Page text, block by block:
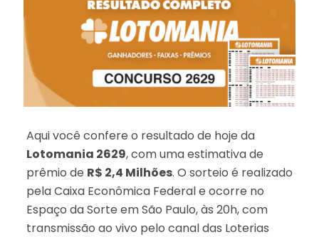
Aqui você confere o resultado de hoje da
Lotomania 2629, com uma estimativa de
prêmio de R$ 2,4 Milhões. O sorteio é realizado
pela Caixa Econômica Federal e ocorre no
Espaço da Sorte em São Paulo, às 20h, com
transmissão ao vivo pelo canal das Loterias